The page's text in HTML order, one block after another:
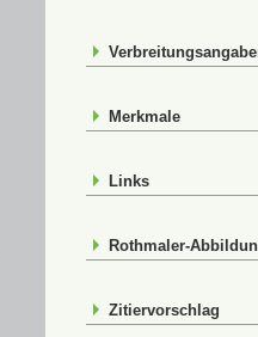
Merkmale
Links
Rothmaler-
Zitiervorschlag